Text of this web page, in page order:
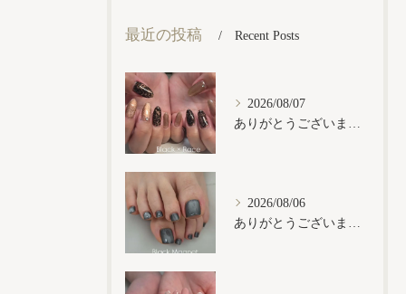
最近の投稿 Recent Posts
2026/08/07
ありがとうございます𓂃𓈒𓏸︎︎︎︎
2026/08/06
ありがとうございます𓂃𓈒𓏸︎︎︎︎